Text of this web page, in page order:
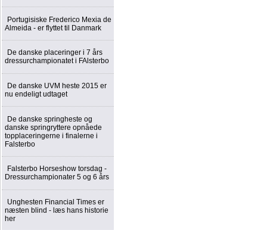
Portugisiske Frederico Mexia de
Almeida - er flyttet til Danmark
De danske placeringer i 7 års
dressurchampionatet i FAlsterbo
De danske UVM heste 2015 er
nu endeligt udtaget
De danske springheste og
danske springryttere opnåede
topplaceringerne i finalerne i
Falsterbo
Falsterbo Horseshow torsdag -
Dressurchampionater 5 og 6 års
Unghesten Financial Times er
næsten blind - læs hans historie
her